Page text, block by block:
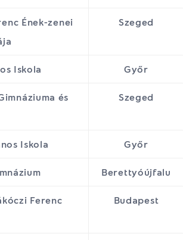
Ének-zenei
Szeged
Iskola Győr
és
Szeged
Iskola Győr
Berettyóújfalu
Ferenc
Budapest